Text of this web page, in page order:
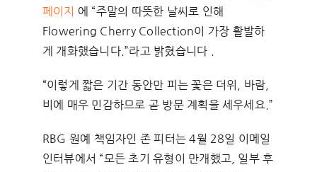
페이지
에 “주말의 따뜻한 날씨로 인해
Flowering Cherry Collection이 가장 활발하
게 개화했습니다.”라고 밝혔습니다 .
“이렇게 짧은 기간 동안만 피는 꽃은 더위, 바람,
비에 매우 민감하므로 곧 방문 계획을 세우세요.”
RBG 원예 책임자인 존 피터는 4월 28일 이메일
인터뷰에서 “모든 초기 유형이 만개했고, 일부 후